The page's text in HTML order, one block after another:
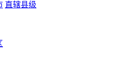
直辖县级